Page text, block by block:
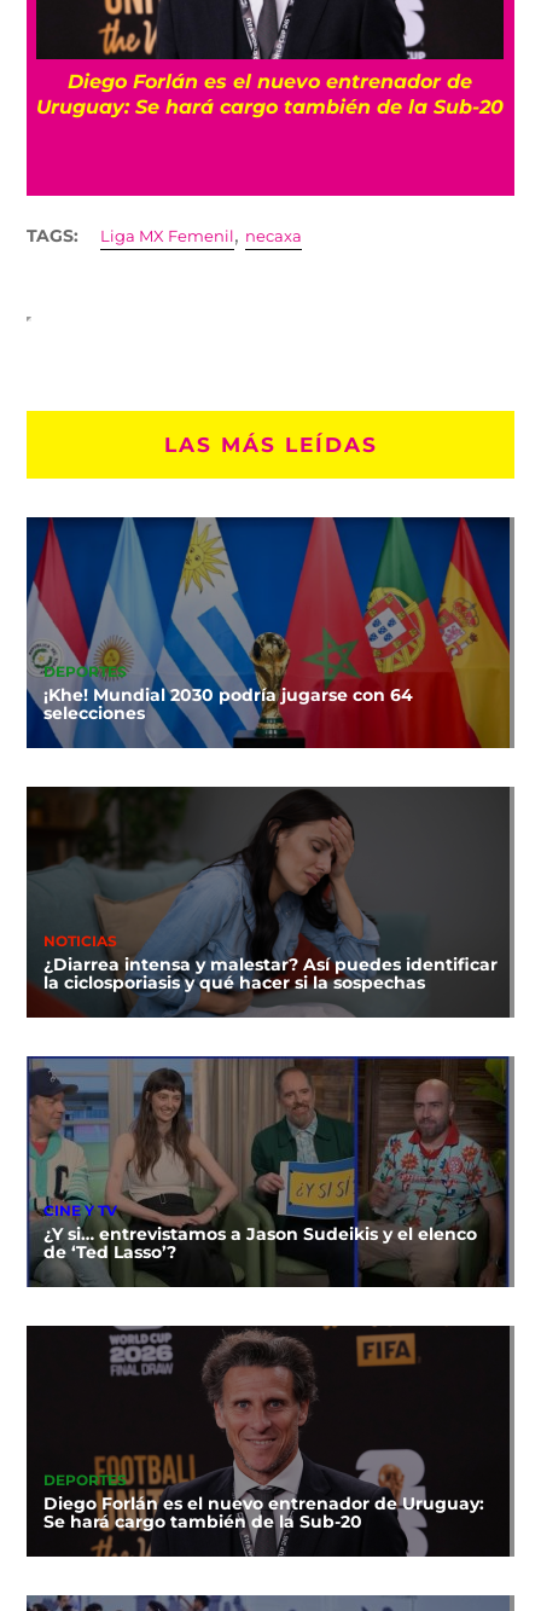
Diego Forlán es el nuevo entrenador de
Uruguay: Se hará cargo también de la Sub-20
TAGS: Liga MX Femenil, necaxa
LAS MÁS LEÍDAS
DEPORTES
¡Khe! Mundial 2030 podría jugarse con 64
selecciones
NOTICIAS
¿Diarrea intensa y malestar? Así puedes identificar
la ciclosporiasis y qué hacer si la sospechas
CINE Y TV
¿Y si… entrevistamos a Jason Sudeikis y el elenco
de ‘Ted Lasso’?
DEPORTES
Diego Forlán es el nuevo entrenador de Uruguay:
Se hará cargo también de la Sub-20